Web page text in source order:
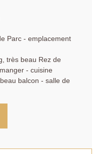
Parc - emplacement
très beau Rez de
- cuisine
balcon - salle de